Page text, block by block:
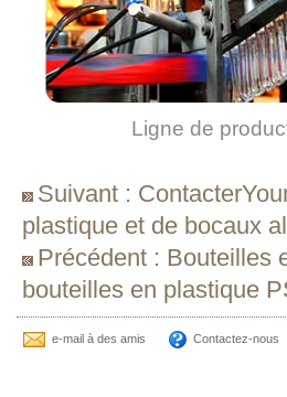
Ligne de
Suivant :
plastique et de bocaux
Précédent : Bouteilles
bouteilles en plastique
e-mail à des amis Contactez-nous